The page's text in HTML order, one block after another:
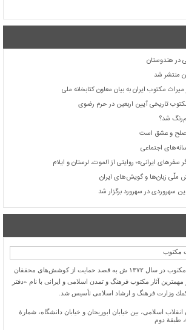
مکتوب ایران به بیان معاون کتابخانه ملی
تاریخی آیین اربعین در حرم رضوی
شد؟
صلح و عشق است
اجتماعی
ایرانی»؛ روایتی از الموت، لرستان و ایلام
ملّی زبان‌ها و گویش‌های ایران
سهروردی در سهرورد برگزار شد
مؤسسه پژوهشی میراث مكتوب در سال ۱۳۷۲ ش به قصد حمایت از كوشش‌های محققان
آثار مكتوب فرهنگ و تمدن اسلامی و ایرانی با نام «دفتر
وزارت فرهنگ و ارشاد اسلامی تأسیس شد.
انقلاب اسلامی، بین خیابان ابوریحان و خیابان دانشگاه، شمارۀ